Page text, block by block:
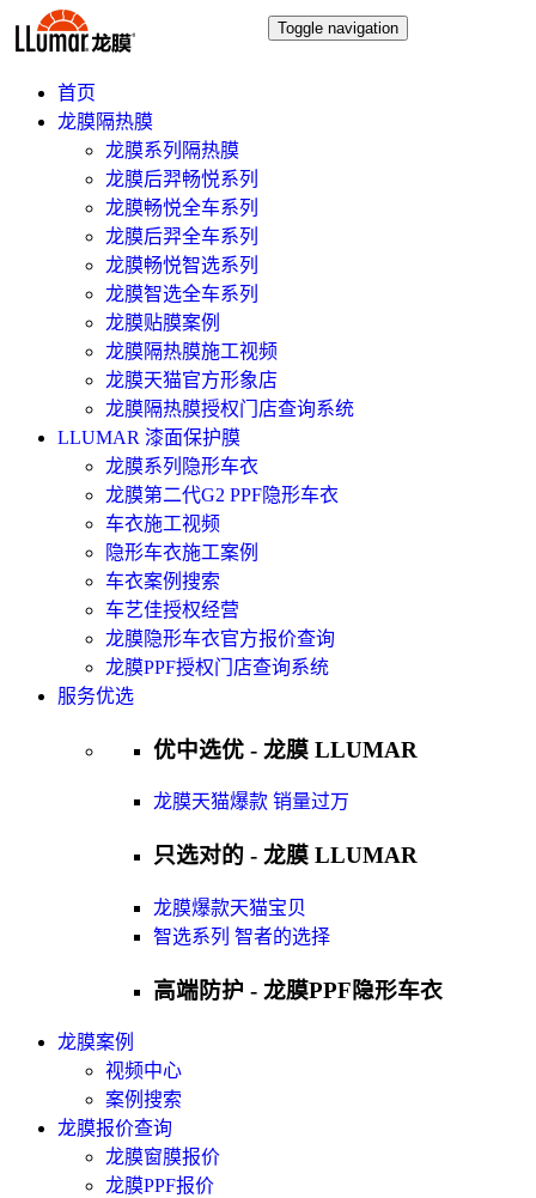
Toggle navigation
首页
龙膜隔热膜
龙膜系列隔热膜
龙膜后羿畅悦系列
龙膜畅悦全车系列
龙膜后羿全车系列
龙膜畅悦智选系列
龙膜智选全车系列
龙膜贴膜案例
龙膜隔热膜施工视频
龙膜天猫官方形象店
龙膜隔热膜授权门店查询系统
LLUMAR 漆面保护膜
龙膜系列隐形车衣
龙膜第二代G2 PPF隐形车衣
车衣施工视频
隐形车衣施工案例
车衣案例搜索
车艺佳授权经营
龙膜隐形车衣官方报价查询
龙膜PPF授权门店查询系统
服务优选
优中选优 - 龙膜 LLUMAR
龙膜天猫爆款 销量过万
只选对的 - 龙膜 LLUMAR
龙膜爆款天猫宝贝
智选系列 智者的选择
高端防护 - 龙膜PPF隐形车衣
龙膜案例
视频中心
案例搜索
龙膜报价查询
龙膜窗膜报价
龙膜PPF报价